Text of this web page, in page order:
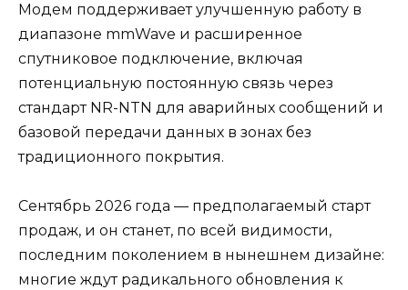
Модем поддерживает улучшенную работу в
диапазоне mmWave и расширенное
спутниковое подключение, включая
потенциальную постоянную связь через
стандарт NR-NTN для аварийных сообщений и
базовой передачи данных в зонах без
традиционного покрытия.
Сентябрь 2026 года — предполагаемый старт
продаж, и он станет, по всей видимости,
последним поколением в нынешнем дизайне:
многие ждут радикального обновления к